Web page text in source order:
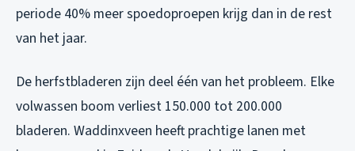
periode 40% meer spoedoproepen krijg dan in de rest
van het jaar.
De herfstbladeren zijn deel één van het probleem. Elke
volwassen boom verliest 150.000 tot 200.000
bladeren. Waddinxveen heeft prachtige lanen met